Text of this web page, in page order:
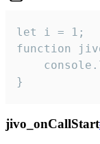
let i = 1;
function
}
jivo_onCallStart